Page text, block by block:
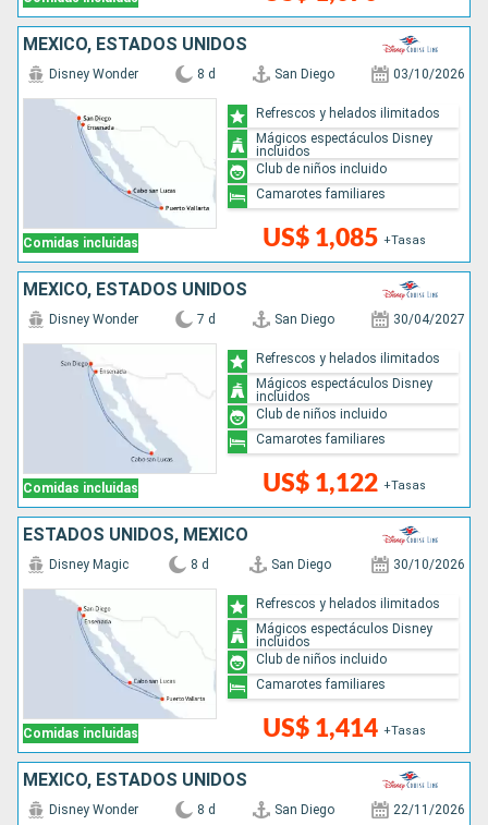
MÉXICO, ESTADOS UNIDOS
Comidas incluidas
Disney Wonder 8 d San Diego 03/10/2026
US$ 1,085 +Tasas
Refrescos y helados ilimitados
Mágicos espectáculos Disney
incluidos
Club de niños incluido
Camarotes familiares
MÉXICO, ESTADOS UNIDOS
Comidas incluidas
Disney Wonder 7 d San Diego 30/04/2027
US$ 1,122 +Tasas
Refrescos y helados ilimitados
Mágicos espectáculos Disney
incluidos
Club de niños incluido
Camarotes familiares
ESTADOS UNIDOS, MÉXICO
Comidas incluidas
Disney Magic 8 d San Diego 30/10/2026
US$ 1,414 +Tasas
Refrescos y helados ilimitados
Mágicos espectáculos Disney
incluidos
Club de niños incluido
Camarotes familiares
MÉXICO, ESTADOS UNIDOS
Disney Wonder 8 d San Diego 22/11/2026